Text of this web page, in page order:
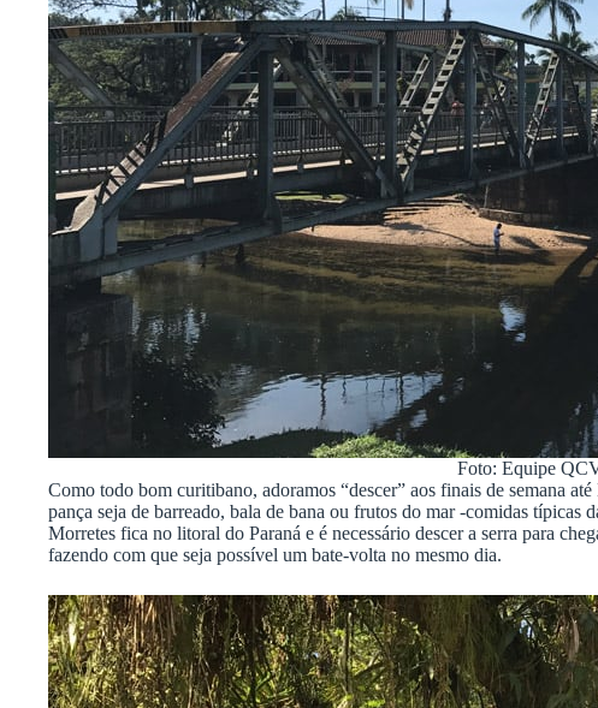
Foto: Equipe
Como todo bom curitibano, adoramos “descer” aos finais de semana
pança seja de barreado, bala de bana ou frutos do mar -comidas típicas
Morretes fica no litoral do Paraná e é necessário descer a serra para
fazendo com que seja possível um bate-volta no mesmo dia.